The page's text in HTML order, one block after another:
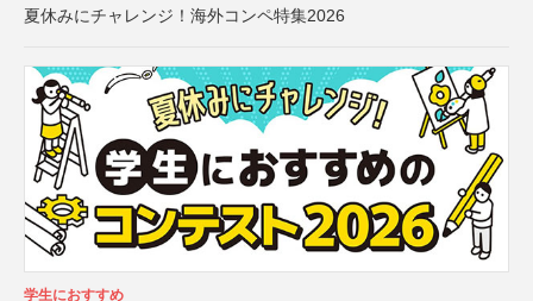
夏休みにチャレンジ！海外コンペ特集2026
学生におすすめ